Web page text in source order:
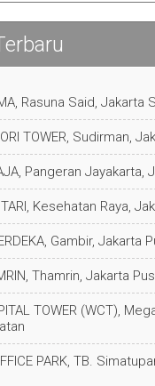
Rasuna Said, Jakarta
TOWER, Sudirman,
Pangeran Jayakarta,
Kesehatan Raya,
Gambir, Jakarta
Thamrin, Jakarta
TOWER (WCT),
PARK, TB.